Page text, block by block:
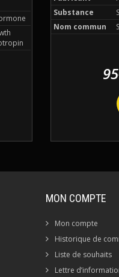
Substance
Nom commun
MON COMPTE
Mon compte
Historique de
Liste de souhaits
Lettre